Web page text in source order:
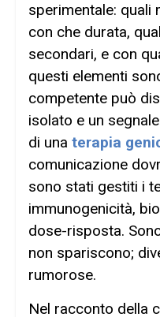
sperimentale: quali
con che durata,
secondari, e con
questi elementi
competente può
isolato e un
di una terapia
comunicazione
sono stati gestiti i
immunogenicità,
dose-risposta.
non spariscono;
rumorose.
Nel racconto della